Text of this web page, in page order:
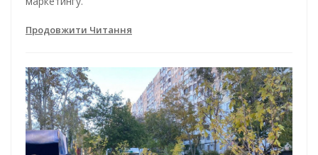
Продовжити Читання